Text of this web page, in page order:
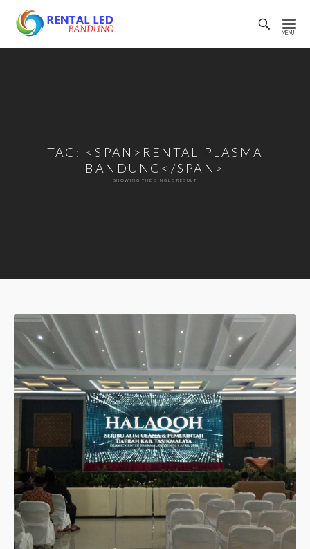
Rental
TAG: <SPAN>RENTAL PLASMA
BANDUNG</SPAN>
SHOWING THE SINGLE RESULT